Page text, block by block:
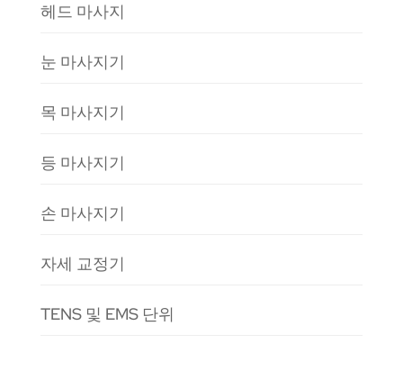
헤드 마사지
눈 마사지기
목 마사지기
등 마사지기
손 마사지기
자세 교정기
TENS 및 EMS 단위